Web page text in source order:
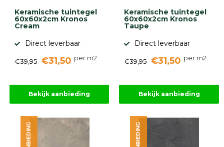
Keramische tuintegel
60x60x2cm Kronos
Cream
Direct leverbaar
€39,95 €31,50 per m2
Bekijk aanbieding
Keramische tuintegel
60x60x2cm Kronos
Taupe
Direct leverbaar
€39,95 €31,50 per m2
Bekijk aanbieding
AANBIEDING AANBIEDING